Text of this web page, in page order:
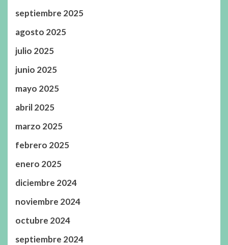
septiembre 2025
agosto 2025
julio 2025
junio 2025
mayo 2025
abril 2025
marzo 2025
febrero 2025
enero 2025
diciembre 2024
noviembre 2024
octubre 2024
septiembre 2024